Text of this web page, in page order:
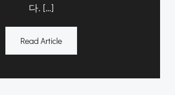
다. […]
Read Article